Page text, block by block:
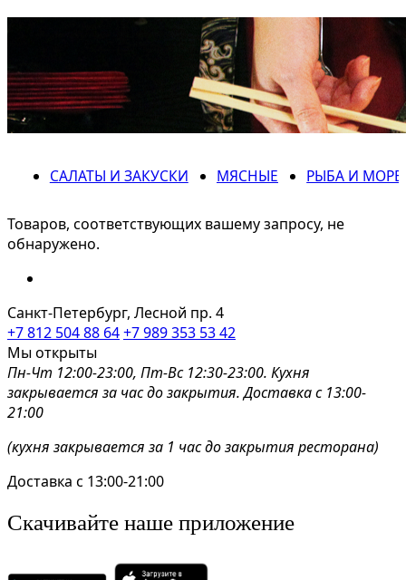
САЛАТЫ И ЗАКУСКИ МЯСНЫЕ РЫБА И
Товаров, соответствующих вашему запросу, не
обнаружено.
Санкт-Петербург, Лесной пр. 4
+7 812 504 88 64+7 989 353 53 42
Мы открыты
Пн-Чт 12:00-23:00, Пт-Вс 12:30-23:00. Кухня
закрывается за час до закрытия. Доставка с 13:00-
21:00
(кухня закрывается за 1 час до закрытия ресторана)
Доставка с 13:00-21:00
Скачивайте наше приложение